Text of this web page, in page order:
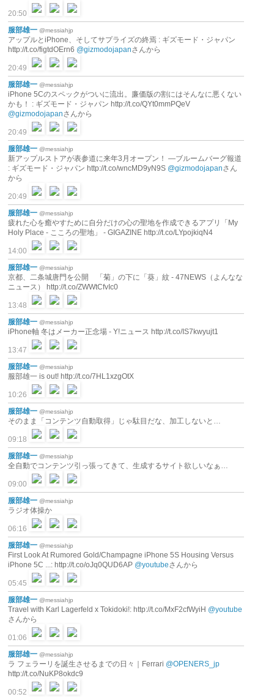
20:50
服部雄一 @messiahjp
アップルとiPhone、そしてサプライズの終焉 : ギズモード・ジャパン
http://t.co/figtdOErn6 @gizmodojapanさんから
20:49
服部雄一 @messiahjp
iPhone 5Cのスペックがついに流出。廉価版の割にはそんなに悪くない
かも！ : ギズモード・ジャパン http://t.co/QYt0mmPQeV
@gizmodojapanさんから
20:49
服部雄一 @messiahjp
新アップルストアが表参道に来年3月オープン！ ―ブルームバーグ報道
: ギズモード・ジャパン http://t.co/wncMD9yN9S @gizmodojapanさん
から
20:49
服部雄一 @messiahjp
疲れた心を癒やすために自分だけの心の聖地を作成できるアプリ「My
Holy Place - こころの聖地」 - GIGAZINE http://t.co/LYpojkiqN4
14:00
服部雄一 @messiahjp
京都、二条城唐門を公開 「菊」の下に「葵」紋 - 47NEWS（よんなな
ニュース） http://t.co/ZWWtCfvIc0
13:48
服部雄一 @messiahjp
iPhone軸 冬はメーカー正念場 - Y!ニュース http://t.co/IS7kwyujt1
13:47
服部雄一 @messiahjp
服部雄一 is out! http://t.co/7HL1xzgOtX
10:26
服部雄一 @messiahjp
そのまま「コンテンツ自動取得」じゃ駄目だな、加工しないと…
09:18
服部雄一 @messiahjp
全自動でコンテンツ引っ張ってきて、生成するサイト欲しいなぁ…
09:00
服部雄一 @messiahjp
ラジオ体操か
06:16
服部雄一 @messiahjp
First Look At Rumored Gold/Champagne iPhone 5S Housing Versus
iPhone 5C ...: http://t.co/oJq0QUD6AP @youtubeさんから
05:45
服部雄一 @messiahjp
Travel with Karl Lagerfeld x Tokidoki!: http://t.co/MxF2cfWyiH @youtube
さんから
01:06
服部雄一 @messiahjp
ラ フェラーリを誕生させるまでの日々｜Ferrari @OPENERS_jp
http://t.co/NuKP8okdc9
00:52